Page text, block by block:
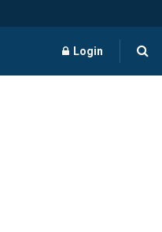
Login